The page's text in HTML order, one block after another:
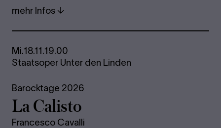
mehr Infos
Mi.18.11.19.00
Staatsoper Unter den Linden
Barocktage 2026
La Ca­lis­to
Francesco Cavalli